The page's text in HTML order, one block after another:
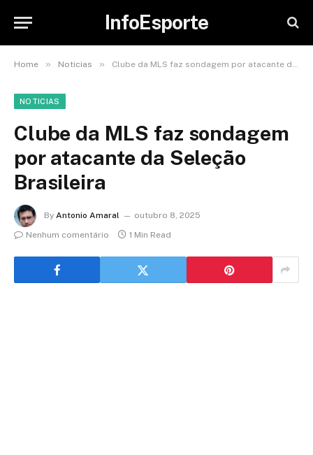
InfoEsporte
Home » Noticias » Clube da MLS faz sondagem por atacante da Seleção Brasileira
NOTICIAS
Clube da MLS faz sondagem
por atacante da Seleção
Brasileira
By Antonio Amaral
outubro 8, 2025
Nenhum comentário
1 Min Read